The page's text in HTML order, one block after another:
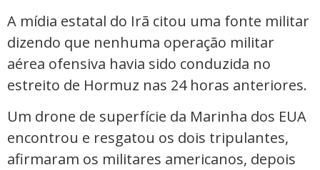
A mídia estatal do Irã citou uma fonte militar
dizendo que nenhuma operação militar
aérea ofensiva havia sido conduzida no
estreito de Hormuz nas 24 horas anteriores.
Um drone de superfície da Marinha dos EUA
encontrou e resgatou os dois tripulantes,
afirmaram os militares americanos, depois